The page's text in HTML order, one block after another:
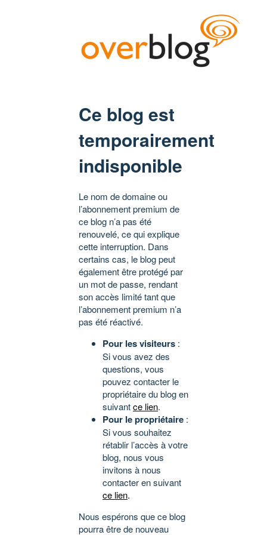
Ce blog est
temporairement
indisponible
Le nom de domaine ou
l’abonnement premium de
ce blog n’a pas été
renouvelé, ce qui explique
cette interruption. Dans
certains cas, le blog peut
également être protégé par
un mot de passe, rendant
son accès limité tant que
l’abonnement premium n’a
pas été réactivé.
Pour les visiteurs :
Si vous avez des
questions, vous
pouvez contacter le
propriétaire du blog en
suivantce lien.
Pour le propriétaire :
Si vous souhaitez
rétablir l’accès à votre
blog, nous vous
invitons à nous
contacter en suivant
ce lien.
Nous espérons que ce blog
pourra être de nouveau